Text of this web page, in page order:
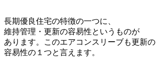
長期優良住宅の特徴の一つに、
維持管理・更新の容易性というものが
あります。このエアコンスリーブも更新の
容易性の１つと言えます。